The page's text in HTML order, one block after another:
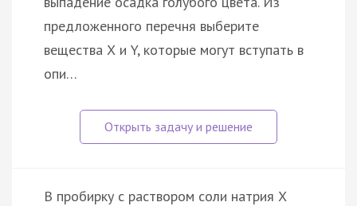
предложенного перечня выберите
вещества Х и Y, которые могут вступать в
опи…
В пробирку с раствором соли натрия X